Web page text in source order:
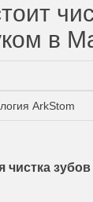
в
ArkStom
чистка